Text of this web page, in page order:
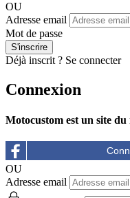
OU
Adresse email
Mot de passe
Déjà inscrit ? Se connecter
Connexion
Motocustom est un site du
OU
Adresse email